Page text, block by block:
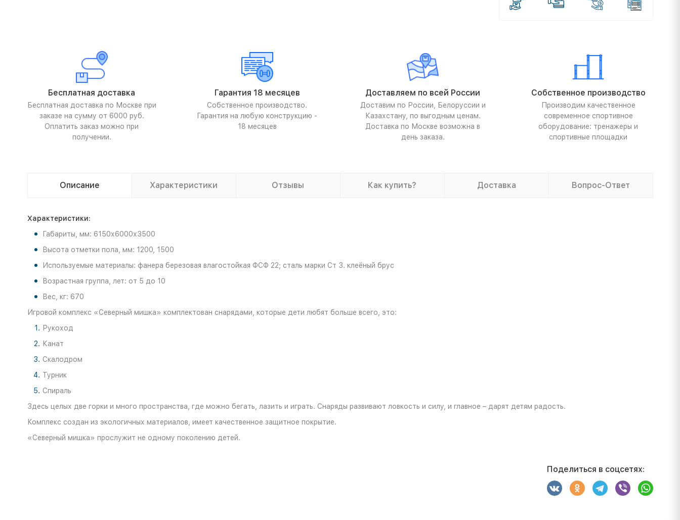
Бесплатная доставка
Бесплатная доставка по Москве при
заказе на сумму от 6000 руб.
Оплатить заказ можно при
получении.
Гарантия 18 месяцев
Собственное производство.
Гарантия на любую конструкцию -
18 месяцев
Доставляем по всей России
Доставим по России, Белоруссии и
Казахстану, по выгодным ценам.
Доставка по Москве возможна в
день заказа.
Собственное производство
Производим качественное
современное спортивное
оборудование: тренажеры и
спортивные площадки
Описание Характеристики Отзывы Как купить? Доставка Вопрос-Ответ
Характеристики:
Габариты, мм: 6150х6000х3500
Высота отметки пола, мм: 1200, 1500
Используемые материалы: фанера березовая влагостойкая ФСФ 22; сталь марки Ст 3. клеёный брус
Возрастная группа, лет: от 5 до 10
Вес, кг: 670
Игровой комплекс «Северный мишка» комплектован снарядами, которые дети любят больше всего, это:
Рукоход
Канат
Скалодром
Турник
Спираль
Здесь целых две горки и много пространства, где можно бегать, лазить и играть. Снаряды развивают ловкость и силу, и главное – дарят детям радость.
Комплекс создан из экологичных материалов, имеет качественное защитное покрытие.
«Северный мишка» прослужит не одному поколению детей.
Поделиться в соцсетях: